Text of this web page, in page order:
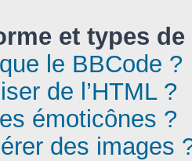
et types
le BBCode ?
de l’HTML ?
émoticônes ?
des images